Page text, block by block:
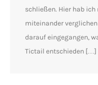
schließen. Hier hab
miteinander
darauf eingegangen,
Tictail entschieden […]